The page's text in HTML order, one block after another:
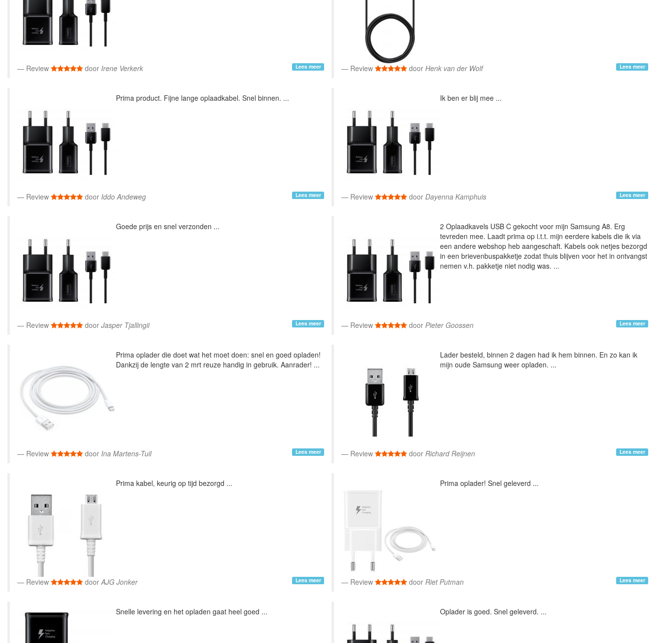
Review door Irene Verkerk Lees meer Review door Henk van der Wolf Lees meer
Prima product. Fijne lange oplaadkabel. Snel binnen. ...
Review door Iddo Andeweg Lees meer
Ik ben er blij mee ...
Review door Dayenna Kamphuis Lees meer
Goede prijs en snel verzonden ...
Review door Jasper Tjallingii Lees meer
2 Oplaadkavels USB C gekocht voor mijn Samsung A8. Erg
tevreden mee. Laadt prima op i.t.t. mijn eerdere kabels die ik via
een andere webshop heb aangeschaft. Kabels ook netjes bezorgd
in een brievenbuspakketje zodat thuis blijven voor het in ontvangst
nemen v.h. pakketje niet nodig was. ...
Review door Pieter Goossen Lees meer
Prima oplader die doet wat het moet doen: snel en goed opladen!
Dankzij de lengte van 2 mrt reuze handig in gebruik. Aanrader! ...
Review door Ina Martens-Tuil Lees meer
Lader besteld, binnen 2 dagen had ik hem binnen. En zo kan ik
mijn oude Samsung weer opladen. ...
Review door Richard Reijnen Lees meer
Prima kabel, keurig op tijd bezorgd ...
Review doorAJG Jonker Lees meer
Prima oplader! Snel geleverd ...
Review door Riet Putman Lees meer
Snelle levering en het opladen gaat heel goed ... Oplader is goed. Snel geleverd. ...